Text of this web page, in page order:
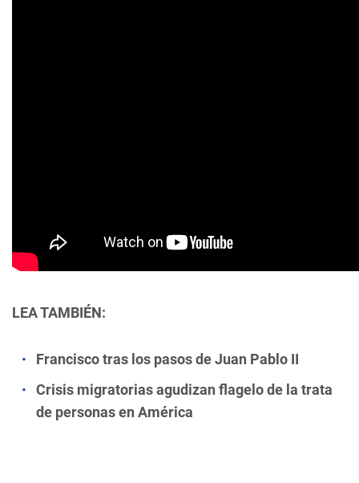
LEA TAMBIÉN:
Francisco tras los pasos de Juan Pablo II
Crisis migratorias agudizan flagelo de la trata
de personas en América